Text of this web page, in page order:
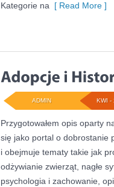
Kategorie na [ Read More ]
KWI -
ADMIN
Przygotowałem opis oparty
się jako portal o dobrostanie
i obejmuje tematy takie jak
odżywianie zwierząt, nagłe
psychologia i zachowanie,